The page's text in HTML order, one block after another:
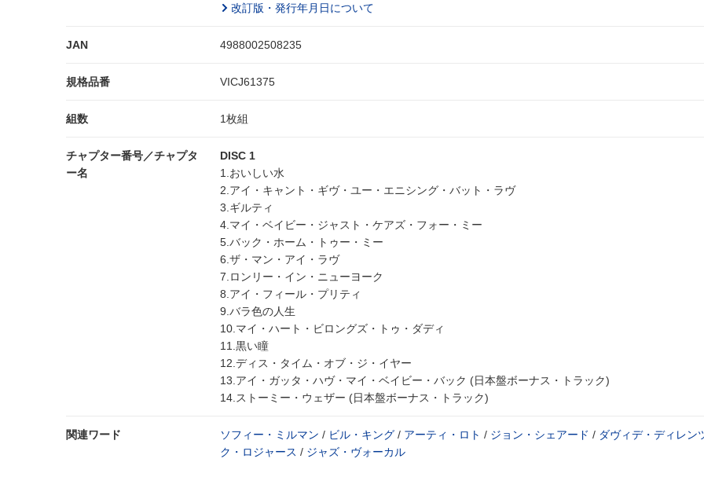
改訂版・発行年月日について
JAN 4988002508235
規格品番 VICJ61375
組数 1枚組
チャプター番号／チャプタ
ー名
DISC 1
1.おいしい水
2.アイ・キャント・ギヴ・ユー・エニシング・バット・ラヴ
3.ギルティ
4.マイ・ベイビー・ジャスト・ケアズ・フォー・ミー
5.バック・ホーム・トゥー・ミー
6.ザ・マン・アイ・ラヴ
7.ロンリー・イン・ニューヨーク
8.アイ・フィール・プリティ
9.バラ色の人生
10.マイ・ハート・ビロングズ・トゥ・ダディ
11.黒い瞳
12.ディス・タイム・オブ・ジ・イヤー
13.アイ・ガッタ・ハヴ・マイ・ベイビー・バック (日本盤ボーナス・トラック)
14.ストーミー・ウェザー (日本盤ボーナス・トラック)
関連ワード ソフィー・ミルマン / ビル・キング / アーティ・ロト / ジョン・シェアード / ダヴィデ・ディレン
ク・ロジャース / ジャズ・ヴォーカル